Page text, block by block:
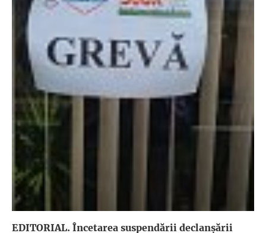
EDITORIAL. Încetarea suspendării declanşării